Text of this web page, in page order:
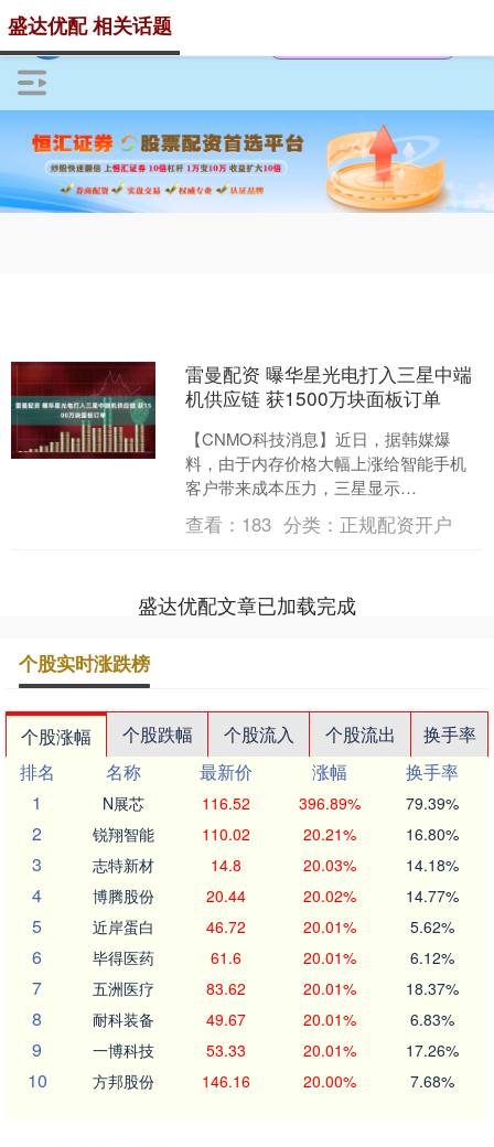
盛达优配 相关话题
雷曼配资 曝华星光电打入三星中端
机供应链 获1500万块面板订单
【CNMO科技消息】近日，据韩媒爆
料，由于内存价格大幅上涨给智能手机
客户带来成本压力，三星显示
（Samsung Display）遭受直接冲击。三
星电子决定为其主....
查看： 183 分类： 正规配资开户
盛达优配文章已加载完成
个股实时涨跌榜
个股涨幅 个股跌幅 个股流入 个股流出
换手率
排名
名称 最新价 涨幅
换手率
1
N展芯 116.52 396.89% 79.39%
2 锐翔智能 110.02 20.21% 16.80%
3 志特新材 14.8 20.03% 14.18%
4 博腾股份 20.44 20.02% 14.77%
5 近岸蛋白 46.72 20.01% 5.62%
6 毕得医药 61.6 20.01% 6.12%
7 五洲医疗 83.62 20.01% 18.37%
8 耐科装备 49.67 20.01% 6.83%
9 一博科技 53.33 20.01% 17.26%
10 方邦股份 146.16 20.00% 7.68%